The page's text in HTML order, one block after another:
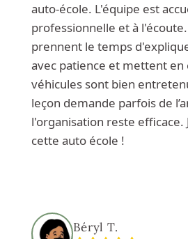
auto-école. L'équipe est
professionnelle et à
prennent le temps
avec patience et mettent en
véhicules sont bien
leçon demande parfois de
l'organisation reste efficace.
cette auto école !
Béryl T.